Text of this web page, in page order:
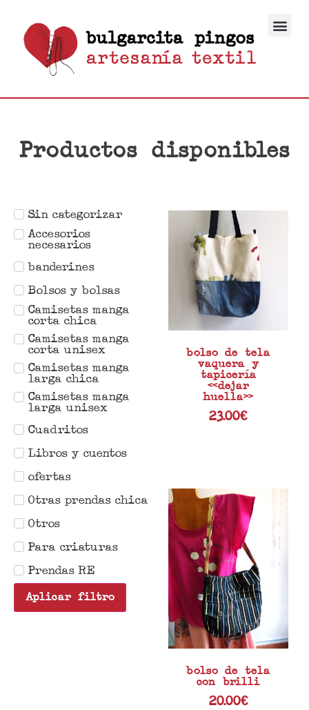
Productos disponibles
Sin categorizar
Accesorios
necesarios
banderines
Bolsos y bolsas
Camisetas manga
corta chica
Camisetas manga
corta unisex
Camisetas manga
larga chica
Camisetas manga
larga unisex
Cuadritos
Libros y cuentos
ofertas
Otras prendas chica
Otros
Para criaturas
Prendas RE
Aplicar filtro
bolso de tela
vaquera y
tapicería
«dejar
huella»
23.00€
bolso de tela
con brilli
20.00€